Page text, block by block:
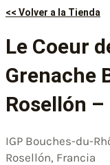
<< Volver a la Tienda
Le Coeur
Grenache
Rosellón
IGP Bouches-du-
Rosellón, Francia